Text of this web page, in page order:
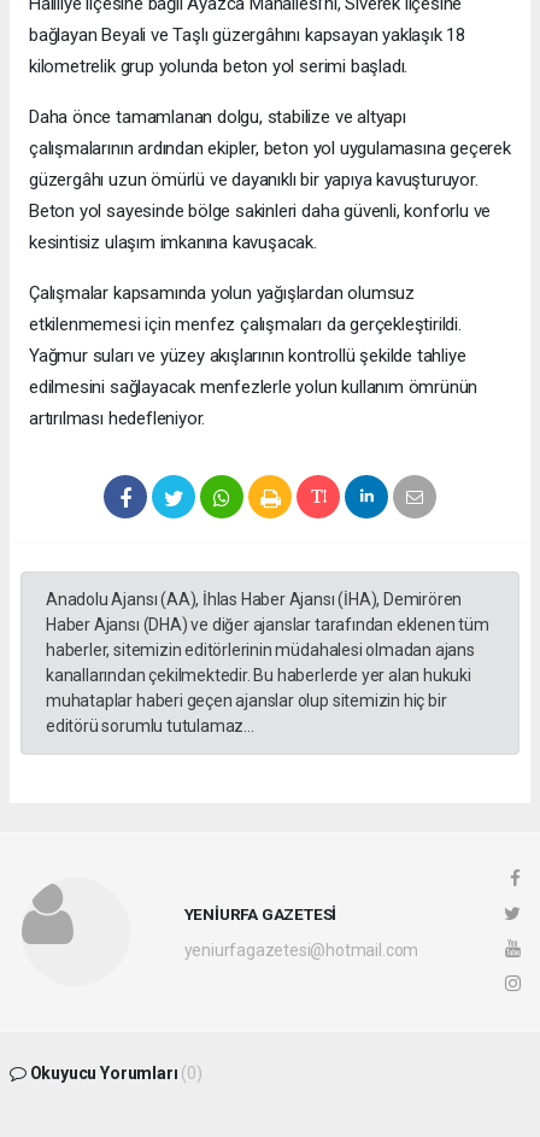
bağlayan Beyali ve Taşlı güzergâhını kapsayan yaklaşık 18
kilometrelik grup yolunda beton yol serimi başladı.
Daha önce tamamlanan dolgu, stabilize ve altyapı
çalışmalarının ardından ekipler, beton yol uygulamasına geçerek
güzergâhı uzun ömürlü ve dayanıklı bir yapıya kavuşturuyor.
Beton yol sayesinde bölge sakinleri daha güvenli, konforlu ve
kesintisiz ulaşım imkanına kavuşacak.
Çalışmalar kapsamında yolun yağışlardan olumsuz
etkilenmemesi için menfez çalışmaları da gerçekleştirildi.
Yağmur suları ve yüzey akışlarının kontrollü şekilde tahliye
edilmesini sağlayacak menfezlerle yolun kullanım ömrünün
artırılması hedefleniyor.
Anadolu Ajansı (AA), İhlas Haber Ajansı (İHA), Demirören
Haber Ajansı (DHA) ve diğer ajanslar tarafından eklenen tüm
haberler, sitemizin editörlerinin müdahalesi olmadan ajans
kanallarından çekilmektedir. Bu haberlerde yer alan hukuki
muhataplar haberi geçen ajanslar olup sitemizin hiç bir
editörü sorumlu tutulamaz...
YENİURFA GAZETESİ
yeniurfagazetesi@hotmail.com
Okuyucu Yorumları (0)